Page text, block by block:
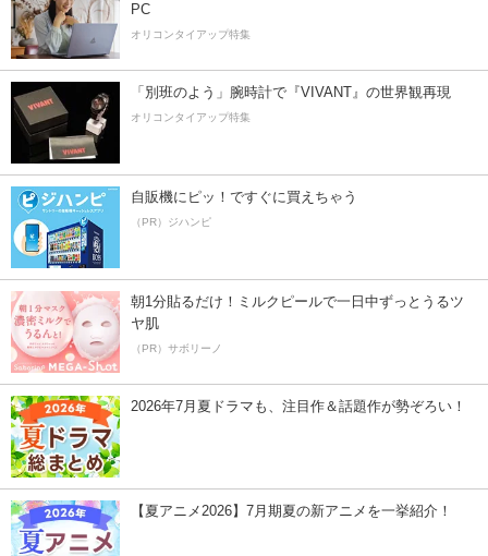
PC
オリコンタイアップ特集
「別班のよう」腕時計で『VIVANT』の世界観再現
オリコンタイアップ特集
自販機にピッ！ですぐに買えちゃう
（PR）ジハンピ
朝1分貼るだけ！ミルクピールで一日中ずっとうるツ
ヤ肌
（PR）サボリーノ
2026年7月夏ドラマも、注目作＆話題作が勢ぞろい！
【夏アニメ2026】7月期夏の新アニメを一挙紹介！